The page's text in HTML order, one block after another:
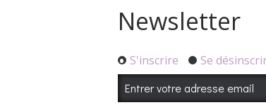
Newsletter
S'inscrire Se